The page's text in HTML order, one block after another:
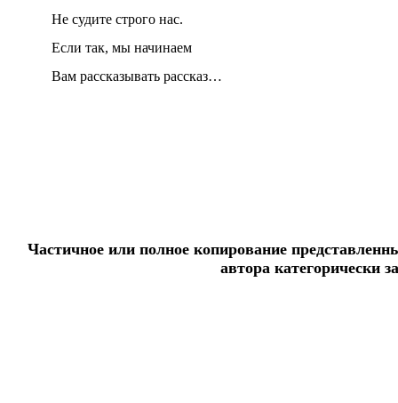
Не судите строго нас.
Если так, мы начинаем
Вам рассказывать рассказ…
Частичное или полное копирование
автора категорически